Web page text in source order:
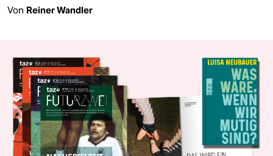
Von Reiner Wandler